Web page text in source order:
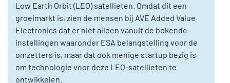
Low Earth Orbit (LEO) satellieten. Omdat dit een
groeimarkt is, zien de mensen bij AVE Added Value
Electronics dat er niet alleen vanuit de bekende
instellingen waaronder ESA belangstelling voor de
omzetters is, maar dat ook menige startup bezig is
om technologie voor deze LEO-satellieten te
ontwikkelen.